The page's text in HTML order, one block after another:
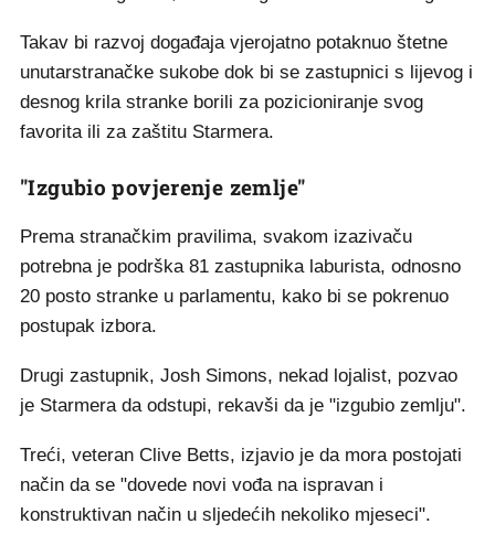
Takav bi razvoj događaja vjerojatno potaknuo štetne
unutarstranačke sukobe dok bi se zastupnici s lijevog i
desnog krila stranke borili za pozicioniranje svog
favorita ili za zaštitu Starmera.
"Izgubio povjerenje zemlje"
Prema stranačkim pravilima, svakom izazivaču
potrebna je podrška 81 zastupnika laburista, odnosno
20 posto stranke u parlamentu, kako bi se pokrenuo
postupak izbora.
Drugi zastupnik, Josh Simons, nekad lojalist, pozvao
je Starmera da odstupi, rekavši da je "izgubio zemlju".
Treći, veteran Clive Betts, izjavio je da mora postojati
način da se "dovede novi vođa na ispravan i
konstruktivan način u sljedećih nekoliko mjeseci".